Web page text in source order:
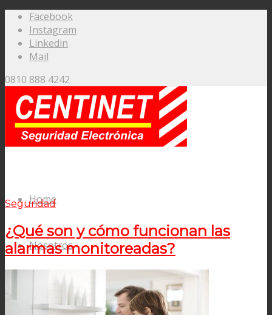
Facebook
Instagram
Linkedin
Mail
0810 888 4242
Home
Nosotros
Servicios
Seguridad
¿Qué son y cómo funcionan las
alarmas monitoreadas?